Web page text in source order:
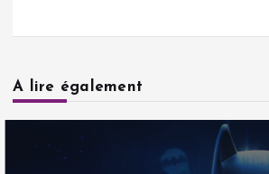
A lire également